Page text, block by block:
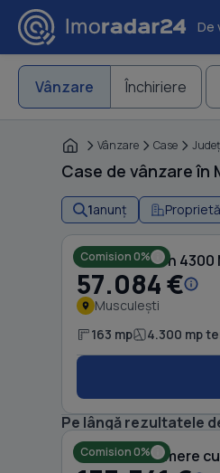
De
Vânzare Închiriere
Vânzare Case
Case de vânzare
1anunț
Comision 0%
Casă cu Teren
57.084 €
Musculești
163 mp 4.300 mp
Pe lângă rezultatele
Comision 0%
Casă cu 2 camere